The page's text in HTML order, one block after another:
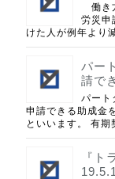
働き
労災申
けた人が例年より
パー
請で
パート
申請できる助成金
といいます。 有
『